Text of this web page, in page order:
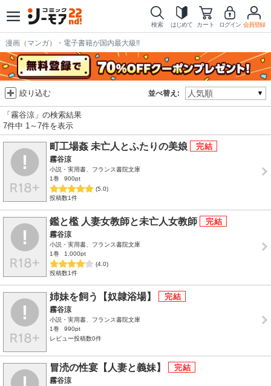
検索 はじめて カート ログイン 会員登録
漫画（マンガ）・電子書籍が国内最大級!!
並べ替え:
絞り込む
「霧谷涼」の検索結果
7件中 1～7件を表示
町工場姦 未亡人とふたりの美娘
霧谷涼
小説・実用書、フランス書院文庫
1巻
900pt
(5.0)
投稿数1件
鑑と檻 人妻女教師と未亡人女教師
霧谷涼
小説・実用書、フランス書院文庫
1巻
1,000pt
(4.0)
投稿数1件
姉妹を飼う【奴隷浴場】
霧谷涼
小説・実用書、フランス書院文庫
1巻
990pt
レビュー投稿数0件
冒涜の性宴【人妻と義妹】
霧谷涼